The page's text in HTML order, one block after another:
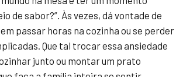
de sabor?”. Às vezes, dá vontade de
passar horas na cozinha ou se perder
Que tal trocar essa ansiedade
junto ou montar um prato